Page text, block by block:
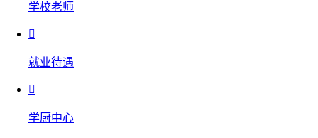
学校老师

就业待遇

学厨中心